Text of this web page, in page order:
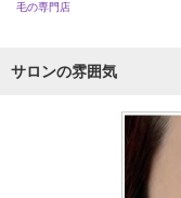
毛の専門店
サロンの雰囲気